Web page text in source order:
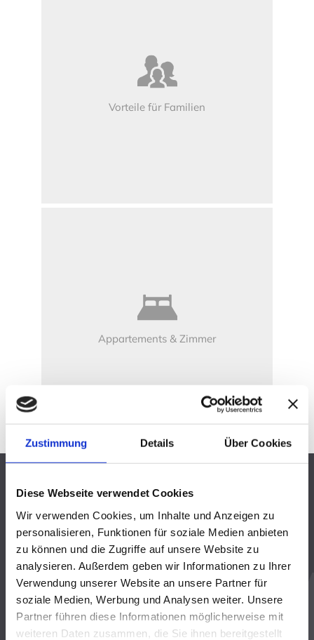
Zustimmung Details Über Cookies
Diese Webseite verwendet Cookies
Wir verwenden Cookies, um Inhalte und Anzeigen zu
personalisieren, Funktionen für soziale Medien anbieten
zu können und die Zugriffe auf unsere Website zu
analysieren. Außerdem geben wir Informationen zu Ihrer
Verwendung unserer Website an unsere Partner für
soziale Medien, Werbung und Analysen weiter. Unsere
Partner führen diese Informationen möglicherweise mit
weiteren Daten zusammen, die Sie ihnen bereitgestellt
Vorteile für Familien
Appartements & Zimmer
Wohlfühlurlaub im Montana
800m² Wellness
Das großzügig angelegte Wellnessdorf
“Diana” und die Bäderlandschaft bieten mit
verschiedenen Saunen, einem Dampfbad,
Ruheräumen, einer Badelandschaft mit Hallen-
und Freibad viele Räumlichkeiten, diverse